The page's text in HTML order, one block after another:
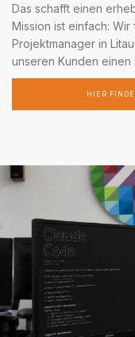
Das schafft einen
Mission ist einfach:
Projektmanager in
unseren Kunden einen
HIER